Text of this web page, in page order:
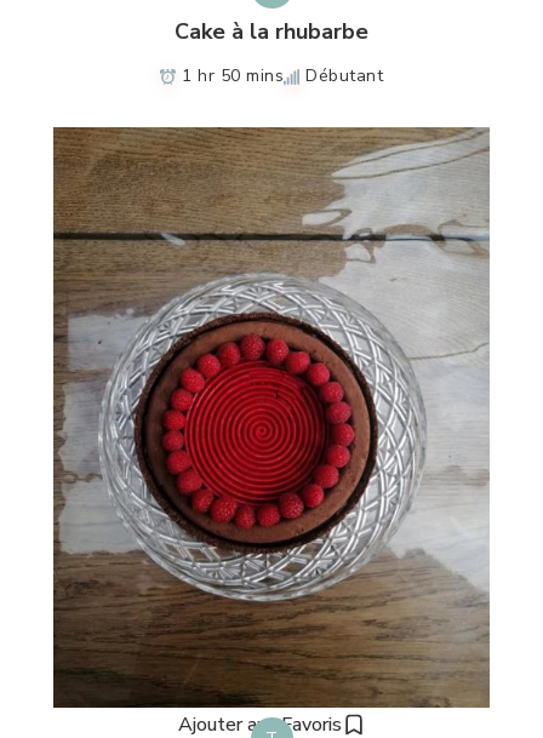
Cake à la rhubarbe
1 hr 50 mins Débutant
Ajouter aux Favoris